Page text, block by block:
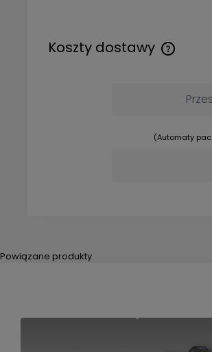
Koszty dostawy
Cena
kosztów
(Automaty
Powiązane produkty